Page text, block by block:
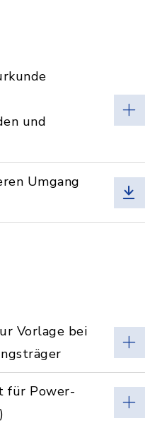
und
Umgang
Vorlage bei
für Power-